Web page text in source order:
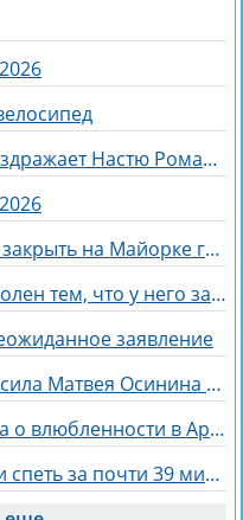
Элина Рахимова снова раздражает Настю Ромашову, флиртуя с её мужем Евгением
Кристина Лясковец хочет закрыть на Майорке гештальт
Артём Рышковский недоволен тем, что у него забрали баллы в конкурсе "Человек года"
заявление
Галина Маковская пригласила Матвея Осинина на стендап
Надя Ермакова рассказала о влюбленности в Артёма Рышковского
Аллу Пугачеву пригласили спеть за почти 39 миллионов рублей